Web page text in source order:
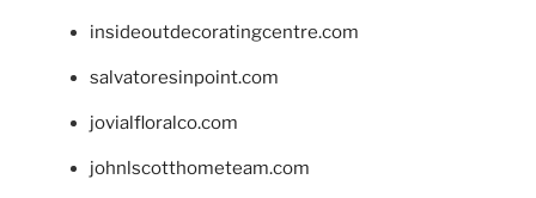
insideoutdecoratingcentre.com
salvatoresinpoint.com
jovialfloralco.com
johnlscotthometeam.com